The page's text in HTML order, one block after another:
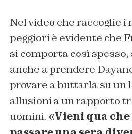
Nel video che raccoglie i
peggiori è evidente che
si comporta così
anche a prendere
provare a buttarla su un
allusioni a un rapporto
uomini. «Vieni qua